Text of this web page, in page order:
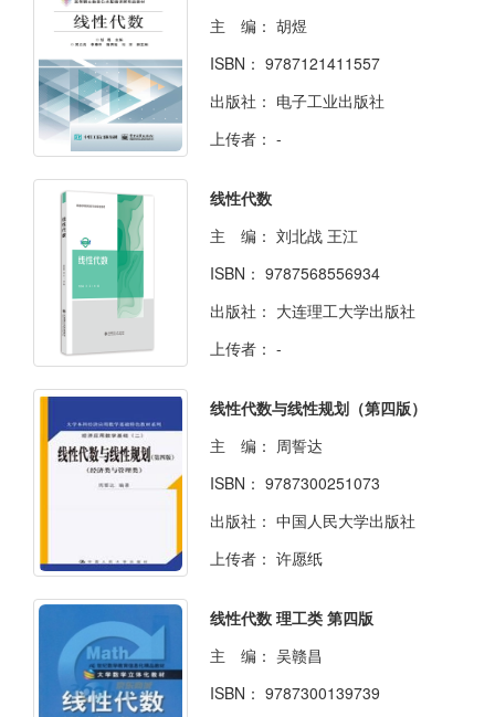
主 编： 胡煜
ISBN： 9787121411557
出版社： 电子工业出版社
上传者： -
线性代数
主 编： 刘北战 王江
ISBN： 9787568556934
出版社： 大连理工大学出版社
上传者： -
线性代数与线性规划（第四版）
主 编： 周誓达
ISBN： 9787300251073
出版社： 中国人民大学出版社
上传者： 许愿纸
线性代数 理工类 第四版
主 编： 吴赣昌
ISBN： 9787300139739